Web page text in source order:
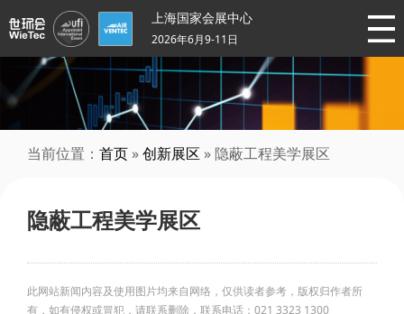
上海国家会展中心
2026年6月9-11日
当前位置： 首页 »创新展区 » 隐蔽工程美学展区
隐蔽工程美学展区
此网站新闻内容及使用图片均来自网络，仅供读者参考，版权归作者所
有，如有侵权或冒犯，请联系删除，联系电话：021 3323 1300